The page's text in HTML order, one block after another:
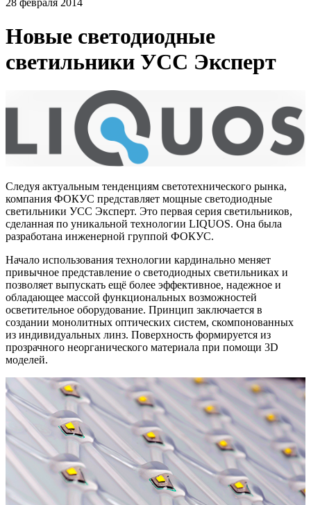
28 февраля 2014
Новые светодиодные
светильники УСС Эксперт
Следуя актуальным тенденциям светотехнического рынка,
компания ФОКУС представляет мощные светодиодные
светильники УСС Эксперт. Это первая серия светильников,
сделанная по уникальной технологии LIQUOS. Она была
разработана инженерной группой ФОКУС.
Начало использования технологии кардинально меняет
привычное представление о светодиодных светильниках и
позволяет выпускать ещё более эффективное, надежное и
обладающее массой функциональных возможностей
осветительное оборудование. Принцип заключается в
создании монолитных оптических систем, скомпонованных
из индивидуальных линз. Поверхность формируется из
прозрачного неорганического материала при помощи 3D
моделей.